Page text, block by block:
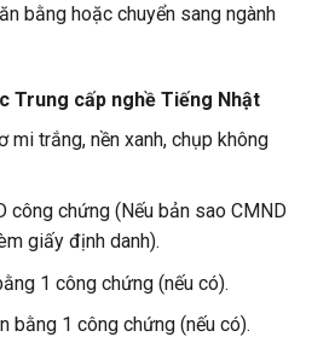
bằng hoặc chuyển sang ngành
Trung cấp nghề Tiếng Nhật
mi trắng, nền xanh, chụp không
công chứng (Nếu bản sao CMND
giấy định danh).
1 công chứng (nếu có).
bằng 1 công chứng (nếu có).